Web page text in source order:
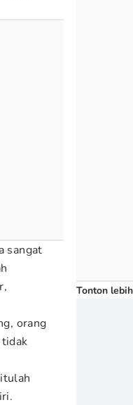
sangat
orang
Tonton